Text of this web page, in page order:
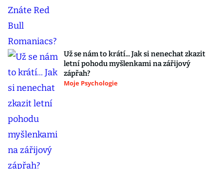
Už se nám to krátí... Jak si nenechat zkazit
letní pohodu myšlenkami na zářijový
zápřah?
Moje Psychologie